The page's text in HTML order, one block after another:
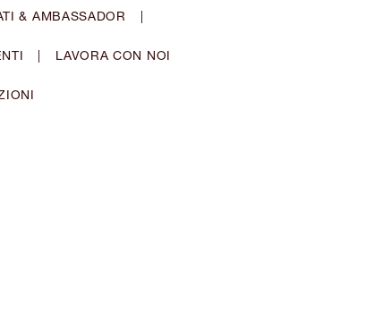
& AMBASSADOR |
| LAVORA CON NOI